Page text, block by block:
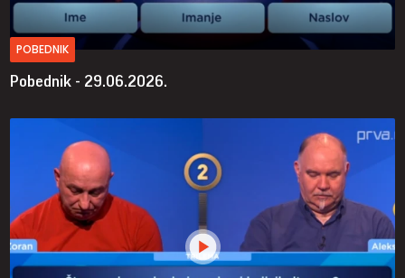
POBEDNIK
Pobednik - 29.06.2026.